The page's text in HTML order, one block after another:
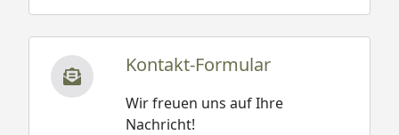
Kontakt-Formular
Wir freuen uns auf Ihre
Nachricht!